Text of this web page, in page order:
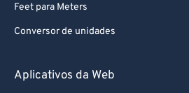
Feet para Meters
Conversor de unidades
Aplicativos da Web